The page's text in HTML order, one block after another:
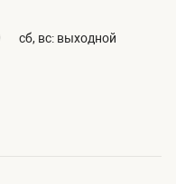
сб, вс: выходной